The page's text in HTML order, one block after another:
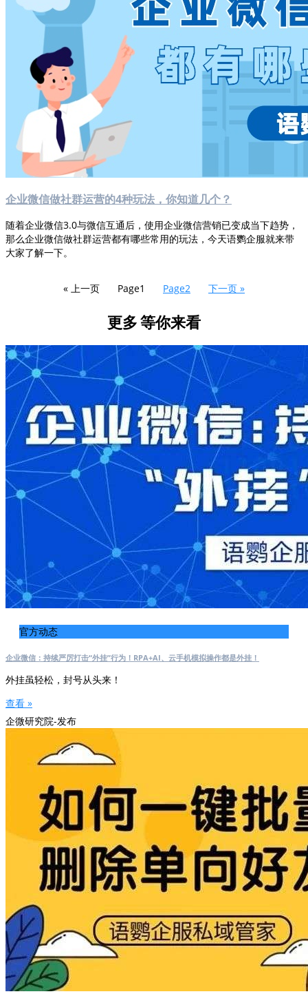
企业微信做社群运营的4种玩法，你知道几个？
随着企业微信3.0与微信互通后，使用企业微信营销已变成当下趋势，
那么企业微信做社群运营都有哪些常用的玩法，今天语鹦企服就来带
大家了解一下。
« 上一页 Page1 Page2 下一页 »
更多等你来看
官方动态
企业微信：持续严厉打击“外挂”行为！RPA+AI、云手机模拟操作都是外挂！
外挂虽轻松，封号从头来！
查看 »
企微研究院-发布